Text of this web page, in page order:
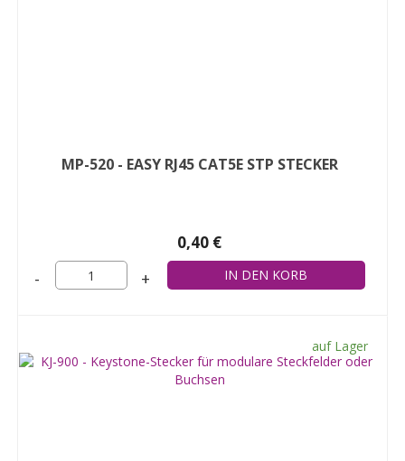
MP-520 - EASY RJ45 CAT5E STP STECKER
0,40 €
- +
auf Lager